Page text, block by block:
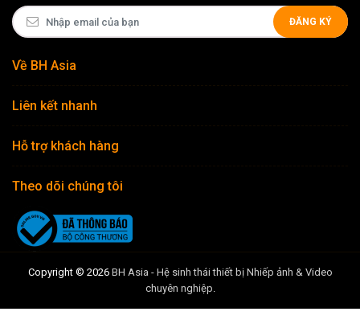
ĐĂNG KÝ
Về BH Asia
Liên kết nhanh
Hỗ trợ khách hàng
Theo dõi chúng tôi
Copyright © 2026 BH Asia - Hệ sinh thái thiết bị Nhiếp ảnh & Video
chuyên nghiệp